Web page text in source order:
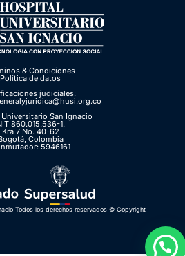
& Condiciones
Política de datos
judiciales:
San Ignacio
860.015.536-1.
Kra 7 No. 40-62
Colombia
5946161
Todos los derechos reservados © Copyright